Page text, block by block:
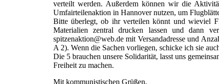
verteilt werden. Außerdem können wir die
Umfairteilenaktion in Hannover nutzen, um
Bitte überlegt, ob ihr verteilen könnt und wieviel
Materialien zentral drucken lassen und dann
spitzenaktion@web.de mit Versandadresse und
A 2). Wenn die Sachen vorliegen, schicke ich sie
Die 5 brauchen unsere Solidarität, lasst uns
Freiheit zu machen.
Mit kommunistischen Grüßen,